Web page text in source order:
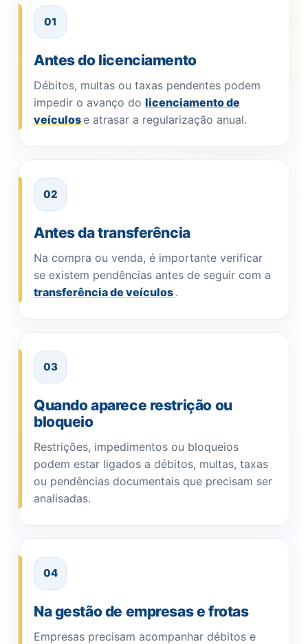
01
Antes do licenciamento
Débitos, multas ou taxas pendentes podem
impedir o avanço do licenciamento de
veículos e atrasar a regularização anual.
02
Antes da transferência
Na compra ou venda, é importante verificar
se existem pendências antes de seguir com a
transferência de veículos .
03
Quando aparece restrição ou
bloqueio
Restrições, impedimentos ou bloqueios
podem estar ligados a débitos, multas, taxas
ou pendências documentais que precisam ser
analisadas.
04
Na gestão de empresas e frotas
Empresas precisam acompanhar débitos e